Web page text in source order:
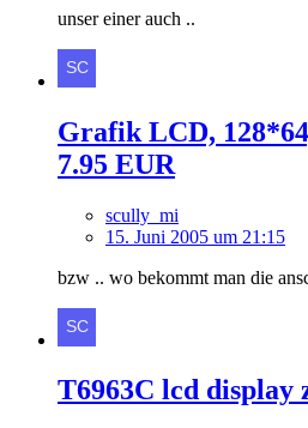
unser einer auch ..
Grafik LCD,
7.95 EUR
scully_mi
15. Juni 2005 um 21:15
bzw .. wo bekommt man die
T6963C lcd display